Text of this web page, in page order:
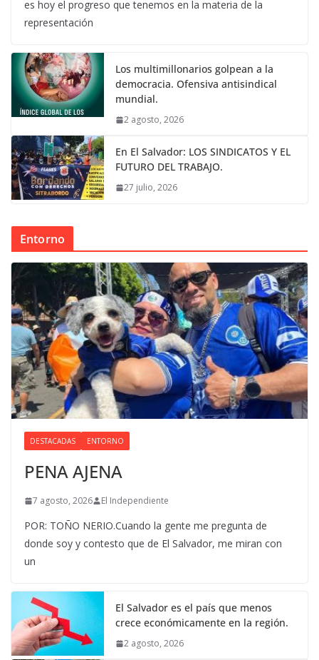
es hoy el progreso que tenemos en la materia de la
representación
Los multimillonarios golpean a la
democracia. Ofensiva antisindical
mundial.
2 agosto, 2026
En El Salvador: LOS SINDICATOS Y EL
FUTURO DEL TRABAJO.
27 julio, 2026
Entorno
DESTACADAS ENTORNO
PENA AJENA
7 agosto, 2026 El Independiente
POR: TOÑO NERIO.Cuando la gente me pregunta de
donde soy y contesto que de El Salvador, me miran con
un
El Salvador es el país que menos
crece económicamente en la región.
2 agosto, 2026